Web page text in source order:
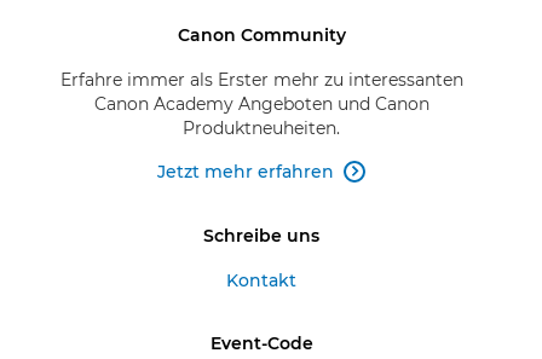
Canon Community
Erfahre immer als Erster mehr zu interessanten
Canon Academy Angeboten und Canon
Produktneuheiten.
Jetzt mehr erfahren

Schreibe uns
Kontakt
Event-Code